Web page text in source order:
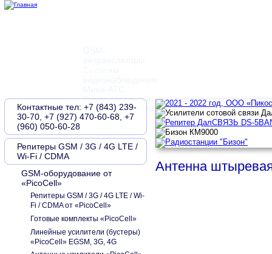
Компьютерные и
телефонные сети
Антенна
Контактные тел: +7 (843) 239-
30-70, +7 (927) 470-60-68, +7
(960) 050-60-28
Репитеры GSM / 3G / 4G LTE /
Wi-Fi / CDMA
GSM-оборудование от
«PicoCell»
Репитеры GSM / 3G / 4G LTE / Wi-
Fi / CDMA от «PicoCell»
Готовые комплекты «PicoCell»
Линейные усилители (бустеры)
«PicoCell» EGSM, 3G, 4G